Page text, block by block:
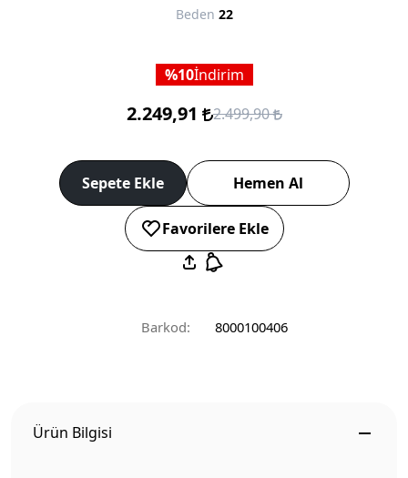
Beden 22
10İndirim
2.249,91 2.499,90
Sepete Ekle Hemen Al
Favorilere Ekle
Barkod: 8000100406
Ürün Bilgisi